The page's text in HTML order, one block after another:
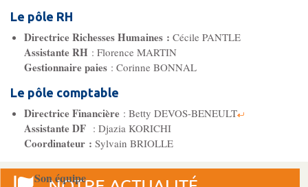
Professionnels
Gouvernance
Conseil d’administration
Le siège
Son équipe
Le pôle RH
DirectriceRichessesHumaines : Cécile PANTLE
Assistante RH : Florence MARTIN
Gestionnaire paies : Corinne BONNAL
Le pôle comptable
Directrice Financière : Betty DEVOS-BENEULT
Assistante DF : Djazia KORICHI
Coordinateur : Sylvain BRIOLLE